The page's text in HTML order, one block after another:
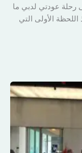
رحلة عودتي لدبي ما
الأولى التي